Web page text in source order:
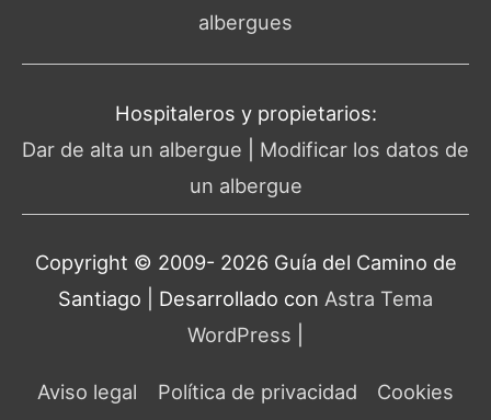
albergues
Hospitaleros y propietarios:
Dar de alta un albergue
Modificar los datos de
un albergue
Copyright © 2009- 2026 Guía del Camino de
Santiago | Desarrollado con Astra Tema
WordPress
Aviso legal Política de privacidad Cookies